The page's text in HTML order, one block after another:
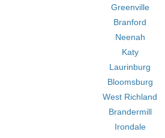
Greenville
Branford
Neenah
Katy
Laurinburg
Bloomsburg
West Richland
Brandermill
Irondale